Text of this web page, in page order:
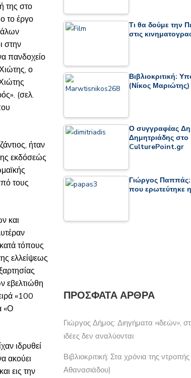
της στο
το έργο
στην
πανδοχείο
ο
(σελ.
ήταν
εκδόσεώς
τους
και
τόπους
ελλείψεως
εβελτιώθη
«100
«Ο
ιδρυθεί
ακούει
εις την
Τι θα δούμε την
στις
Βιβλιοκριτική:
(Νίκος Μαριώτης)
Ο συγγραφέας
Δημητριάδης στο
CulturePoint.gr
Γιώργος
που ερωτεύτηκε
ΠΡΌΣΦΑΤΑ ΆΡΘΡΑ
Γιώργος Δήμος: Διηγήματα «ιδεών»,
ιδέες δεν αναλύονται
Βιβλιοκριτική: Στα χρόνια της
Αθανασιάδου)